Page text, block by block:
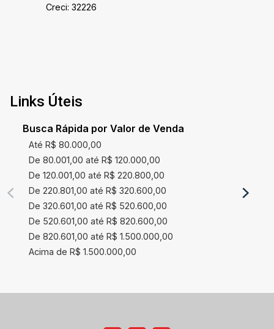
Creci: 32226
Links Úteis
Busca Rápida por Valor de Venda
Até R$ 80.000,00
De 80.001,00 até R$ 120.000,00
De 120.001,00 até R$ 220.800,00
De 220.801,00 até R$ 320.600,00
De 320.601,00 até R$ 520.600,00
De 520.601,00 até R$ 820.600,00
De 820.601,00 até R$ 1.500.000,00
Acima de R$ 1.500.000,00